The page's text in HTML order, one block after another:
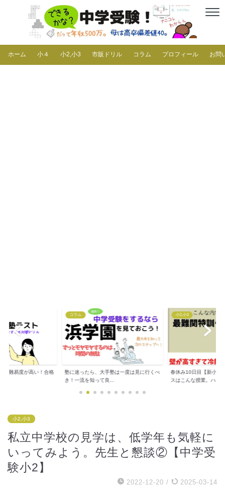
ホーム 小４ 小2,小3 市販ドリル コラム プロフィール お問
塾は一度は見に行くべ
小2,小3
春休み10日目【新小３】最難関特訓クラ
スはこんな授業。ハ...
小2,小3
春休み7日目 「塾を休
相談。国語の担任が...
小2,小3
私立中学校の見学は、低学年も気軽に
いってみよう。先生と懇談②【中学受
験小2】
2022-12-20 / 2025-03-14